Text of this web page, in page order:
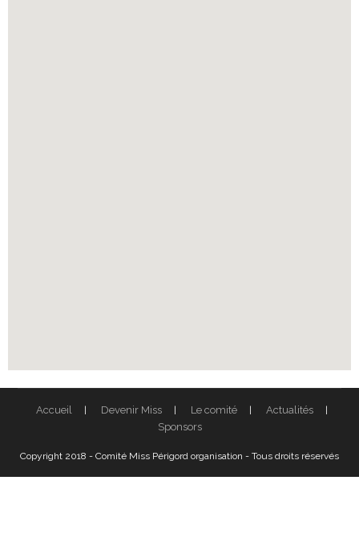
Accueil Devenir Miss Le comité
Actualités
Sponsors
Copyright 2018 - Comité Miss Périgord organisation - Tous droits réservés